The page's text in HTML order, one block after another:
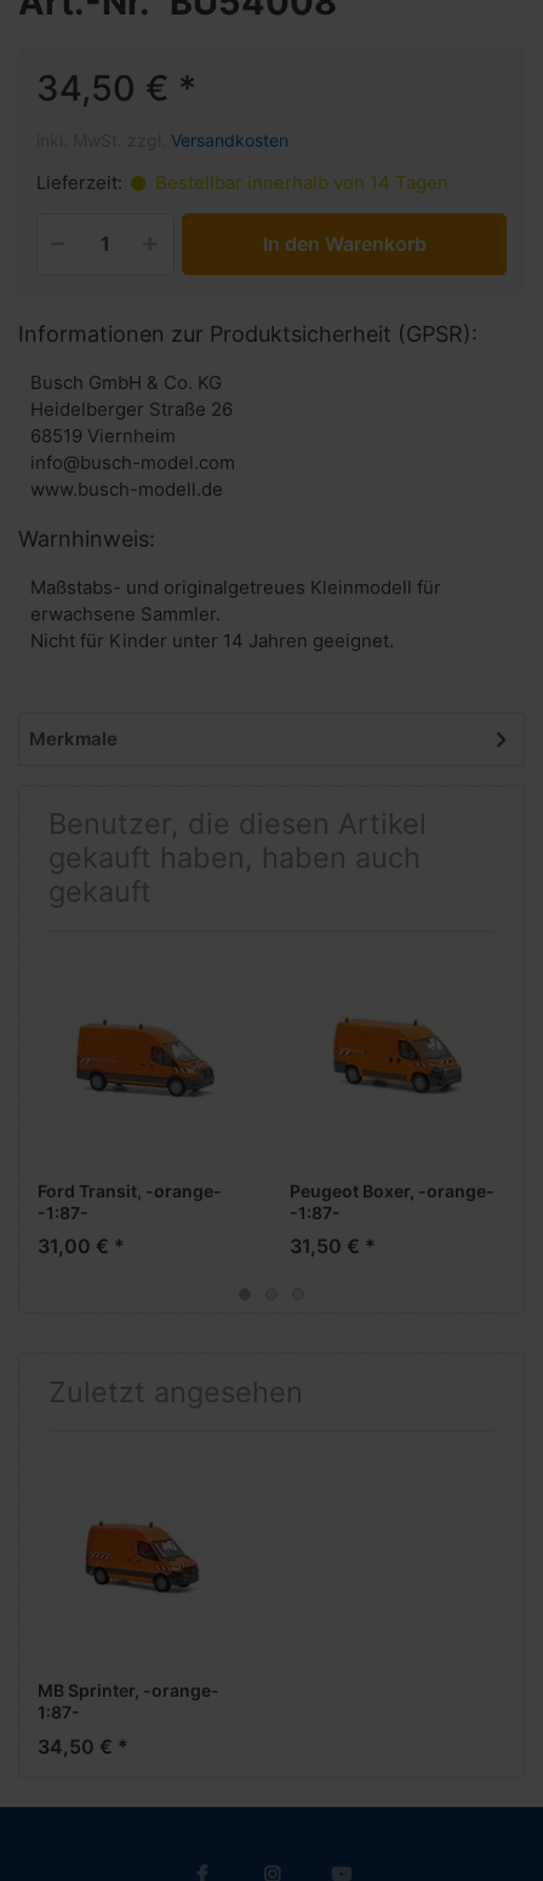
34,50 € *
Versandkosten
Lieferzeit: Bestellbar innerhalb von 14 Tagen
In den Warenkorb
Informationen zur Produktsicherheit (GPSR):
Busch GmbH & Co. KG
Heidelberger Straße 26
68519 Viernheim
info@busch-model.com
www.busch-modell.de
Warnhinweis:
Maßstabs- und originalgetreues Kleinmodell für
erwachsene Sammler.
Nicht für Kinder unter 14 Jahren geeignet.
Merkmale
Benutzer, die diesen Artikel
gekauft haben, haben auch
gekauft
Ford Transit, -orange-
-1:87-
31,00 € *
Peugeot Boxer, -orange-
-1:87-
31,50 € *
Zuletzt angesehen
MB Sprinter, -orange-
1:87-
34,50 € *